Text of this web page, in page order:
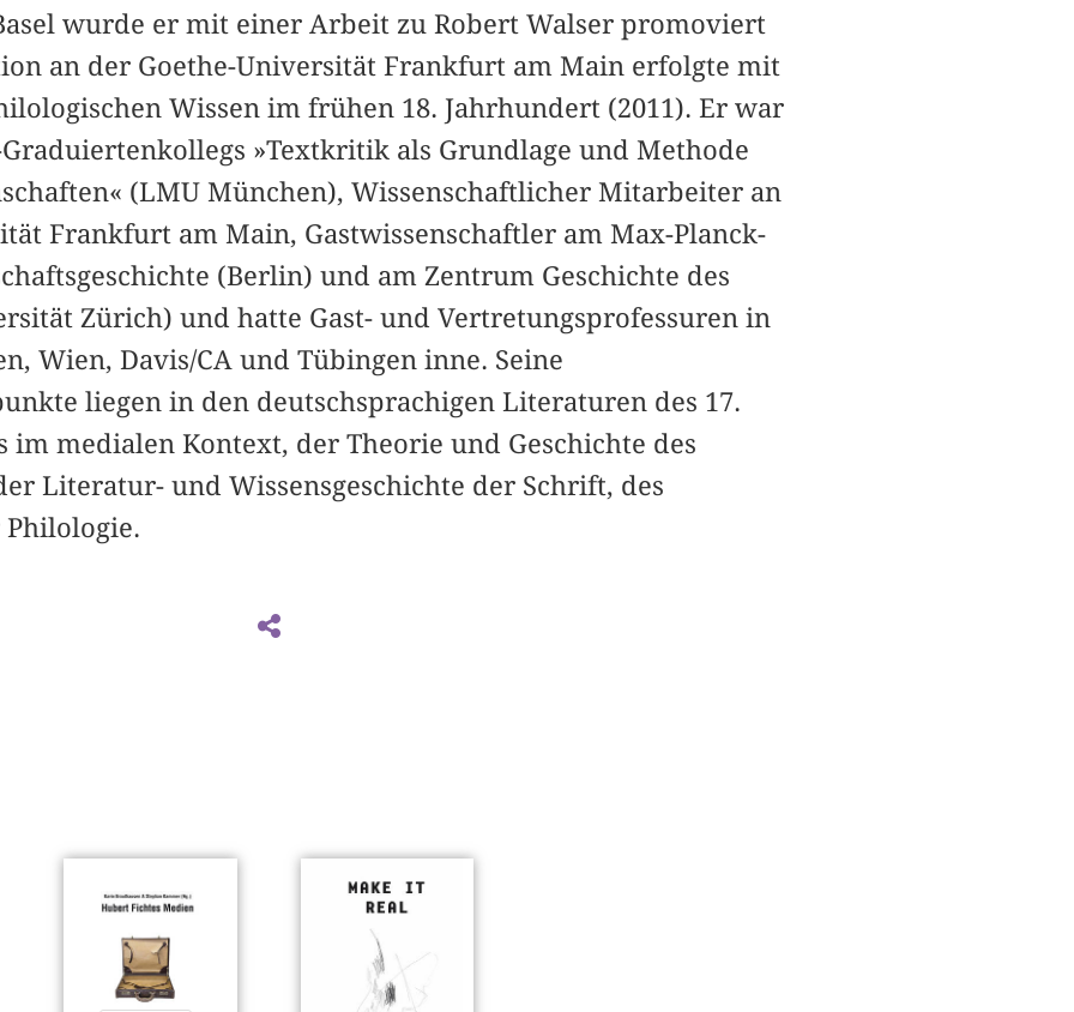
wurde er mit einer Arbeit zu Robert Walser promoviert
an der Goethe-Universität Frankfurt am Main erfolgte mit
Wissen im frühen 18. Jahrhundert (2011). Er war
Graduiertenkollegs »Textkritik als Grundlage und Methode
(LMU München), Wissenschaftlicher Mitarbeiter an
Frankfurt am Main, Gastwissenschaftler am Max-Planck-
(Berlin) und am Zentrum Geschichte des
Zürich) und hatte Gast- und Vertretungsprofessuren in
Wien, Davis/CA und Tübingen inne. Seine
liegen in den deutschsprachigen Literaturen des 17.
im medialen Kontext, der Theorie und Geschichte des
Literatur- und Wissensgeschichte der Schrift, des